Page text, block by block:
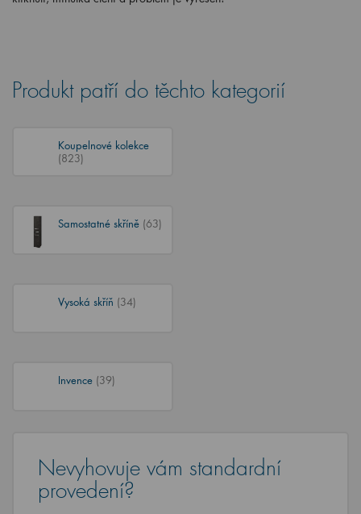
provedení?
Vzhledem k tomu, že nábytek opravdu sami vyrábíme,